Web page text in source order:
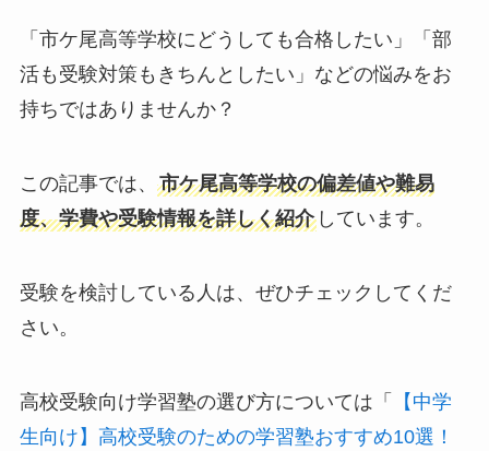
「市ケ尾高等学校にどうしても合格したい」「部
活も受験対策もきちんとしたい」などの悩みをお
持ちではありませんか？
この記事では、 市ケ尾高等学校の偏差値や難易
度、学費や受験情報を詳しく紹介しています。
受験を検討している人は、ぜひチェックしてくだ
さい。
高校受験向け学習塾の選び方については「
【中学
生向け】高校受験のための学習塾おすすめ10選！